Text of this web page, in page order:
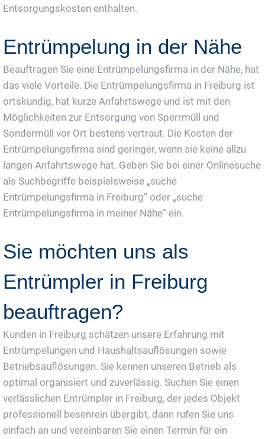
Entsorgungskosten enthalten.
Entrümpelung in der Nähe
Beauftragen Sie eine Entrümpelungsfirma in der Nähe, hat
das viele Vorteile. Die Entrümpelungsfirma in Freiburg ist
ortskundig, hat kurze Anfahrtswege und ist mit den
Möglichkeiten zur Entsorgung von Sperrmüll und
Sondermüll vor Ort bestens vertraut. Die Kosten der
Entrümpelungsfirma sind geringer, wenn sie keine allzu
langen Anfahrtswege hat. Geben Sie bei einer Onlinesuche
als Suchbegriffe beispielsweise „suche
Entrümpelungsfirma in Freiburg“ oder „suche
Entrümpelungsfirma in meiner Nähe“ ein.
Sie möchten uns als
Entrümpler in Freiburg
beauftragen?
Kunden in Freiburg schätzen unsere Erfahrung mit
Entrümpelungen und Haushaltsauflösungen sowie
Betriebsauflösungen. Sie kennen unseren Betrieb als
optimal organisiert und zuverlässig. Suchen Sie einen
verlässlichen Entrümpler in Freiburg, der jedes Objekt
professionell besenrein übergibt, dann rufen Sie uns
einfach an und vereinbaren Sie einen Termin für ein